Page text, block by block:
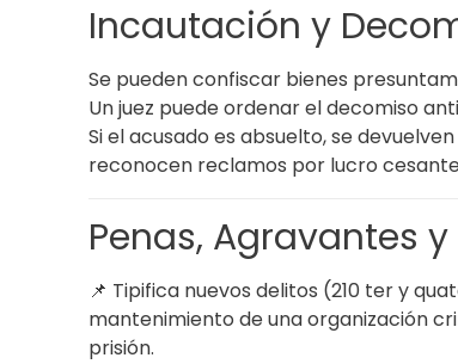
Incautación y
Se pueden confiscar bienes
Un juez puede ordenar el decomiso
Si el acusado es absuelto, se
reconocen reclamos por lucro
Penas, Agravantes
📌 Tipifica nuevos delitos (210 ter y
mantenimiento de una organización
prisión.